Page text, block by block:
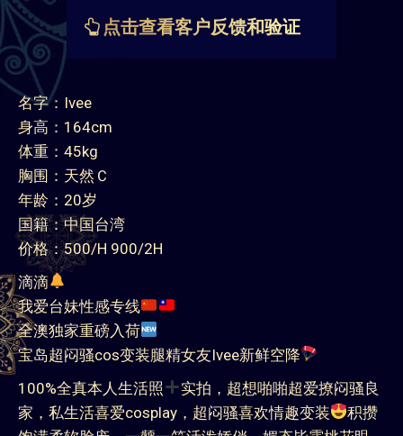
点击查看客户反馈和验证
名字：Ivee
身高：164cm
体重：45kg
胸围：天然Ｃ
年龄：20岁
国籍：中国台湾
价格：500/H 900/2H
滴滴
我爱台妹性感专线
全澳独家重磅入荷
宝岛超闷骚cos变装腿精女友Ivee新鲜空降
100%全真本人生活照
实拍，超想啪啪超爱撩闷骚良
家，私生活喜爱cosplay，超闷骚喜欢情趣变装
积攒